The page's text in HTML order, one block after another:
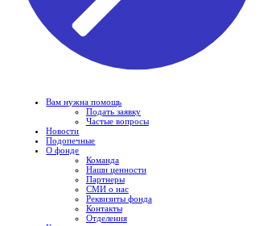
Вам нужна помощь
Подать заявку
Частые вопросы
Новости
Подопечные
О фонде
Команда
Наши ценности
Партнеры
СМИ о нас
Реквизиты фонда
Контакты
Отделения